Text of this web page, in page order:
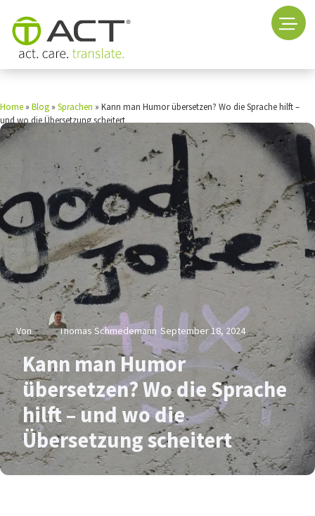
Home » Blog » Sprachen » Kann man Humor übersetzen? Wo die Sprache hilft –
und wo die Übersetzung scheitert
VonThomas Schmedemann September 18, 2024
Kann man Humor
übersetzen? Wo die Sprache
hilft – und wo die
Übersetzung scheitert